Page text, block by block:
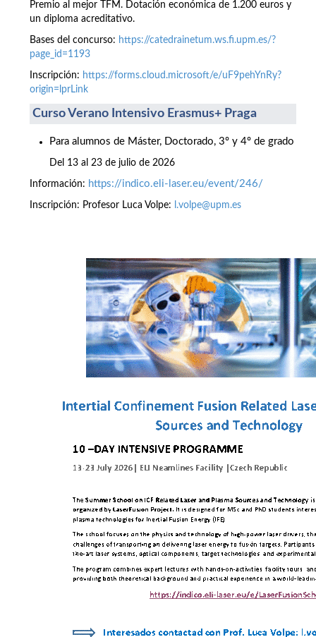
Premio al mejor TFM. Dotación económica de 1.200 euros y
un diploma acreditativo.
Bases del concurso: https://catedrainetum.ws.fi.upm.es/?
page_id=1193
Inscripción: https://forms.cloud.microsoft/e/uF9pehYnRy?
origin=lprLink
Curso Verano Intensivo Erasmus+ Praga
Para alumnos de Máster, Doctorado, 3º y 4º de grado
Del 13 al 23 de julio de 2026
Información: https://indico.eli-laser.eu/event/246/
Inscripción: Profesor Luca Volpe: l.volpe@upm.es